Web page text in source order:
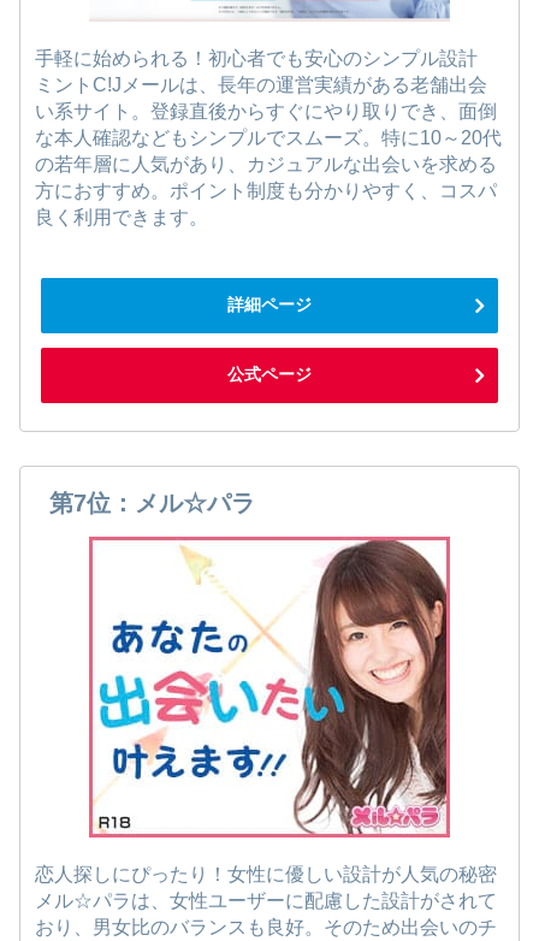
手軽に始められる！初心者でも安心のシンプル設計
ミントC!Jメールは、長年の運営実績がある老舗出会
い系サイト。登録直後からすぐにやり取りでき、面倒
な本人確認などもシンプルでスムーズ。特に10～20代
の若年層に人気があり、カジュアルな出会いを求める
方におすすめ。ポイント制度も分かりやすく、コスパ
良く利用できます。
詳細ページ
公式ページ
第7位：メル☆パラ
恋人探しにぴったり！女性に優しい設計が人気の秘密
メル☆パラは、女性ユーザーに配慮した設計がされて
おり、男女比のバランスも良好。そのため出会いのチ